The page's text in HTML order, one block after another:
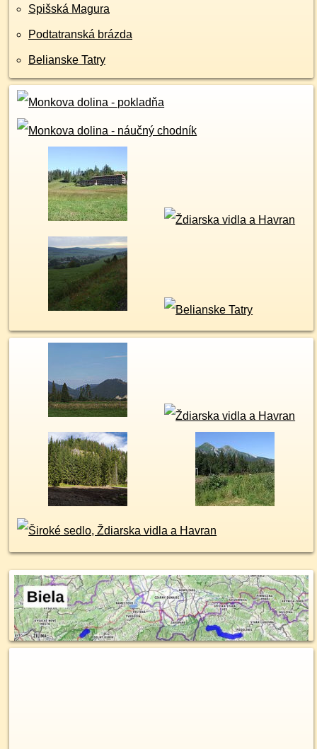
Spišská Magura
Podtatranská brázda
Belianske Tatry